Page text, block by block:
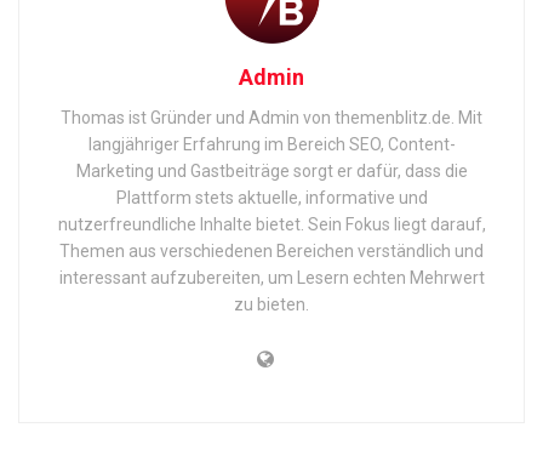
Admin
Thomas ist Gründer und Admin von themenblitz.de. Mit
langjähriger Erfahrung im Bereich SEO, Content-
Marketing und Gastbeiträge sorgt er dafür, dass die
Plattform stets aktuelle, informative und
nutzerfreundliche Inhalte bietet. Sein Fokus liegt darauf,
Themen aus verschiedenen Bereichen verständlich und
interessant aufzubereiten, um Lesern echten Mehrwert
zu bieten.